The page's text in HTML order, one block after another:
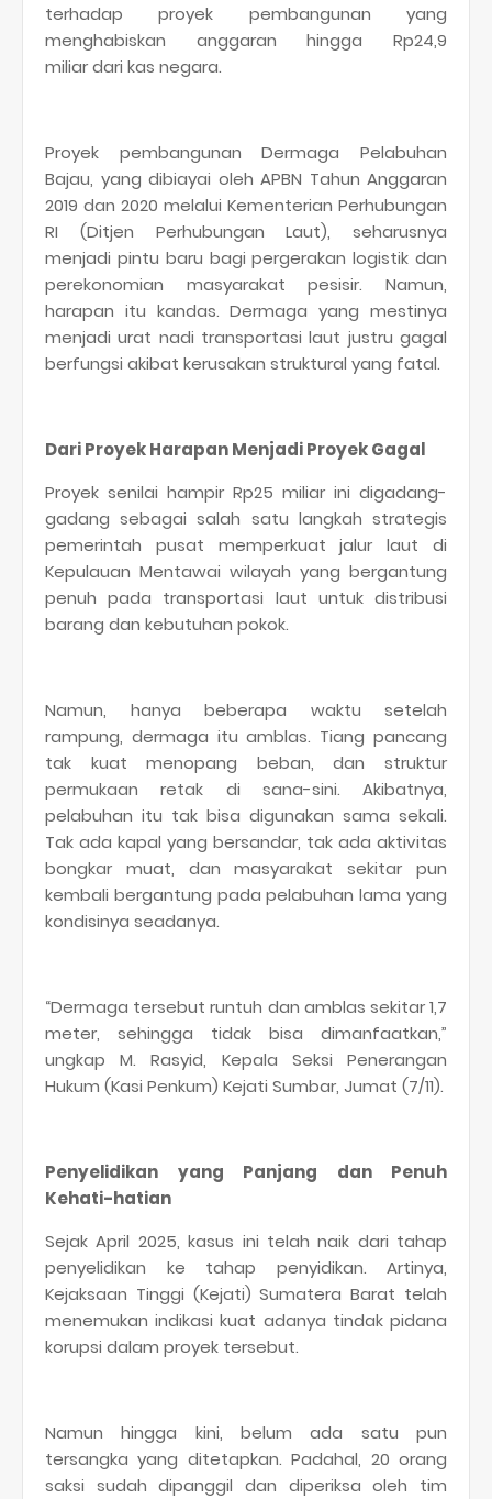
terhadap proyek pembangunan yang
menghabiskan anggaran hingga Rp24,9
miliar dari kas negara.
Proyek pembangunan Dermaga Pelabuhan
Bajau, yang dibiayai oleh APBN Tahun Anggaran
2019 dan 2020 melalui Kementerian Perhubungan
RI (Ditjen Perhubungan Laut), seharusnya
menjadi pintu baru bagi pergerakan logistik dan
perekonomian masyarakat pesisir. Namun,
harapan itu kandas. Dermaga yang mestinya
menjadi urat nadi transportasi laut justru gagal
berfungsi akibat kerusakan struktural yang fatal.
Dari Proyek Harapan Menjadi Proyek Gagal
Proyek senilai hampir Rp25 miliar ini digadang-
gadang sebagai salah satu langkah strategis
pemerintah pusat memperkuat jalur laut di
Kepulauan Mentawai wilayah yang bergantung
penuh pada transportasi laut untuk distribusi
barang dan kebutuhan pokok.
Namun, hanya beberapa waktu setelah
rampung, dermaga itu amblas. Tiang pancang
tak kuat menopang beban, dan struktur
permukaan retak di sana-sini. Akibatnya,
pelabuhan itu tak bisa digunakan sama sekali.
Tak ada kapal yang bersandar, tak ada aktivitas
bongkar muat, dan masyarakat sekitar pun
kembali bergantung pada pelabuhan lama yang
kondisinya seadanya.
“Dermaga tersebut runtuh dan amblas sekitar 1,7
meter, sehingga tidak bisa dimanfaatkan,”
ungkap M. Rasyid, Kepala Seksi Penerangan
Hukum (Kasi Penkum) Kejati Sumbar, Jumat (7/11).
Penyelidikan yang Panjang dan Penuh
Kehati-hatian
Sejak April 2025, kasus ini telah naik dari tahap
penyelidikan ke tahap penyidikan. Artinya,
Kejaksaan Tinggi (Kejati) Sumatera Barat telah
menemukan indikasi kuat adanya tindak pidana
korupsi dalam proyek tersebut.
Namun hingga kini, belum ada satu pun
tersangka yang ditetapkan. Padahal, 20 orang
saksi sudah dipanggil dan diperiksa oleh tim